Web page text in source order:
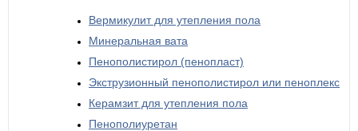
Вермикулит для утепления пола
Минеральная вата
Пенополистирол (пенопласт)
Экструзионный пенополистирол или пеноплекс
Керамзит для утепления пола
Пенополиуретан